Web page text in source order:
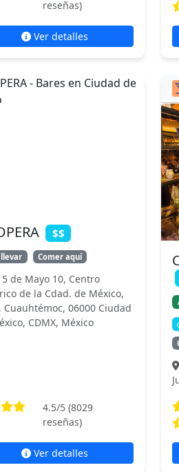
reseñas)
Ver detalles
$$
Comer aquí
5 de Mayo 10, Centro
de la Cdad. de México,
Cuauhtémoc, 06000 Ciudad
CDMX, México
4.5/5 (8029
reseñas)
Ver detalles